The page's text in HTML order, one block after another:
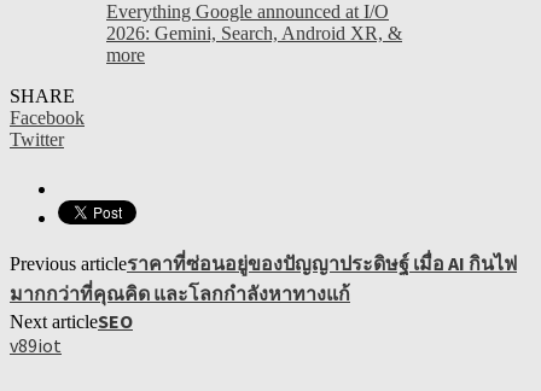
Everything Google announced at I/O
2026: Gemini, Search, Android XR, &
more
SHARE
Facebook
Twitter
Previous articleราคาที่ซ่อนอยู่ของปัญญาประดิษฐ์ เมื่อ AI กินไฟ
มากกว่าที่คุณคิด และโลกกำลังหาทางแก้
Next articleSEO
v89iot